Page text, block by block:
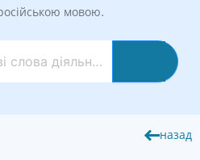
мовою.
назад